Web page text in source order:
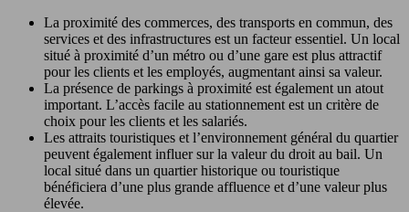
La proximité des commerces, des transports en commun, des
services et des infrastructures est un facteur essentiel. Un local
situé à proximité d’un métro ou d’une gare est plus attractif
pour les clients et les employés, augmentant ainsi sa valeur.
La présence de parkings à proximité est également un atout
important. L’accès facile au stationnement est un critère de
choix pour les clients et les salariés.
Les attraits touristiques et l’environnement général du quartier
peuvent également influer sur la valeur du droit au bail. Un
local situé dans un quartier historique ou touristique
bénéficiera d’une plus grande affluence et d’une valeur plus
élevée.